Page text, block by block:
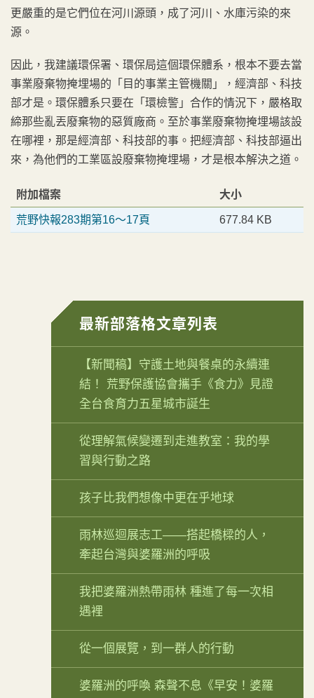
更嚴重的是它們位在河川源頭，成了河川、水庫污染的來
源。
因此，我建議環保署、環保局這個環保體系，根本不要去當
事業廢棄物掩埋場的「目的事業主管機關」，經濟部、科技
部才是。環保體系只要在「環檢警」合作的情況下，嚴格取
締那些亂丟廢棄物的惡質廠商。至於事業廢棄物掩埋場該設
在哪裡，那是經濟部、科技部的事。把經濟部、科技部逼出
來，為他們的工業區設廢棄物掩埋場，才是根本解決之道。
附加檔案 大小
荒野快報283期第16～17頁 677.84 KB
最新部落格文章列表
【新聞稿】守護土地與餐桌的永續連
結！ 荒野保護協會攜手《食力》見證
全台食育力五星城市誕生
從理解氣候變遷到走進教室：我的學
習與行動之路
孩子比我們想像中更在乎地球
雨林巡迴展志工——搭起橋樑的人，
牽起台灣與婆羅洲的呼吸
我把婆羅洲熱帶雨林 種進了每一次相
遇裡
從一個展覽，到一群人的行動
婆羅洲的呼喚 森聲不息《早安！婆羅